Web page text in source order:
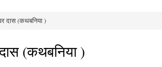
दास (कथबनिया )
(कथबनिया )